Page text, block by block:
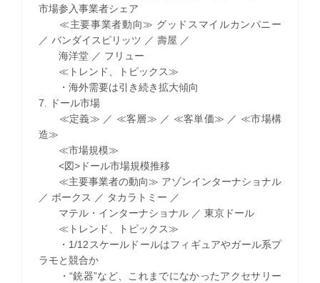
市場参入事業者シェア
≪主要事業者動向≫ グッドスマイルカンパニー
／ バンダイスピリッツ ／ 壽屋 ／
海洋堂 ／ フリュー
≪トレンド、トピックス≫
・海外需要は引き続き拡大傾向
7. ドール市場
≪定義≫ ／ ≪客層≫ ／ ≪客単価≫ ／ ≪市場構
造≫
≪市場規模≫
<図>ドール市場規模推移
≪主要事業者の動向≫ アゾンインターナショナル
／ ボークス ／ タカラトミー ／
マテル・インターナショナル ／ 東京ドール
≪トレンド、トピックス≫
・1/12スケールドールはフィギュアやガール系プ
ラモと競合か
・“銃器”など、これまでになかったアクセサリー